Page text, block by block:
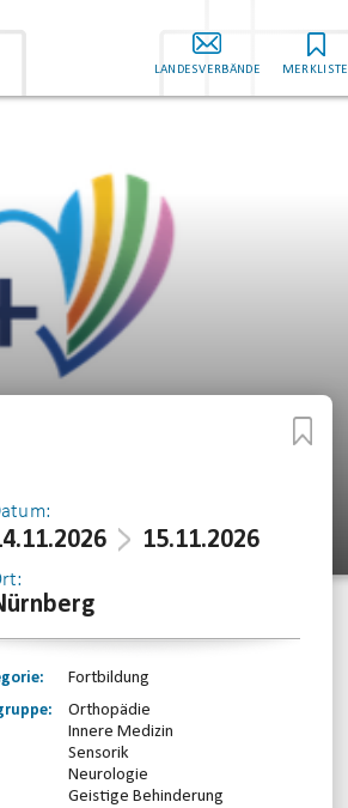
LANDESVERBÄNDE MERKLISTE
15.11.2026
Fortbildung
Orthopädie
Innere Medizin
Sensorik
Neurologie
Geistige Behinderung